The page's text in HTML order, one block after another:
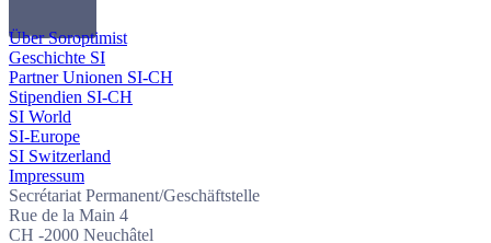
Über Soroptimist
Geschichte SI
Partner Unionen SI-CH
Stipendien SI-CH
SI World
SI-Europe
SI Switzerland
Impressum
Secrétariat Permanent/Geschäftstelle
Rue de la Main 4
CH -2000 Neuchâtel